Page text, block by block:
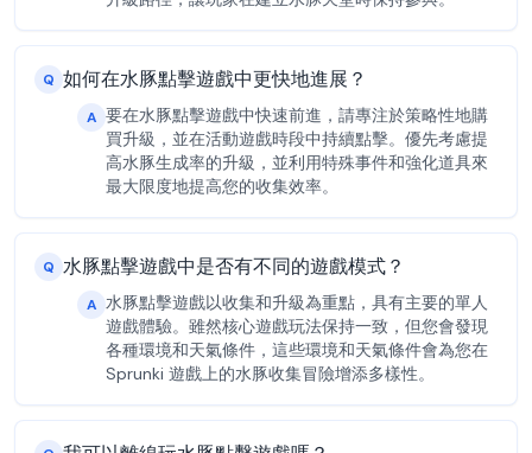
Q 如何在水豚點擊遊戲中更快地進展？
A 要在水豚點擊遊戲中快速前進，請專注於策略性地購
買升級，並在活動遊戲時段中持續點擊。優先考慮提
高水豚生成率的升級，並利用特殊事件和強化道具來
最大限度地提高您的收集效率。
Q 水豚點擊遊戲中是否有不同的遊戲模式？
A 水豚點擊遊戲以收集和升級為重點，具有主要的單人
遊戲體驗。雖然核心遊戲玩法保持一致，但您會發現
各種環境和天氣條件，這些環境和天氣條件會為您在
Sprunki 遊戲上的水豚收集冒險增添多樣性。